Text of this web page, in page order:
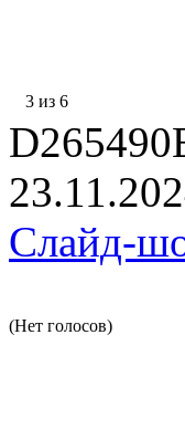
3 из 6
Слайд-
(Нет голосов)